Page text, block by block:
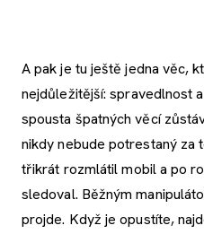
A pak je tu ještě jedna věc,
nejdůležitější: spravedlnost
spousta špatných věcí
nikdy nebude potrestaný za
třikrát rozmlátil mobil a po
sledoval. Běžným
projde. Když je opustíte,